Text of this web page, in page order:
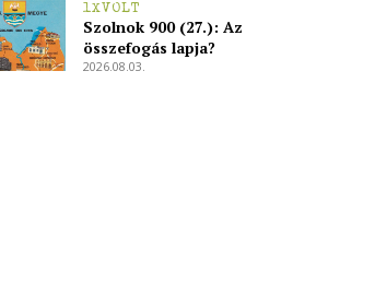
1XVOLT
Szolnok 900 (27.): Az
összefogás lapja?
2026.08.03.